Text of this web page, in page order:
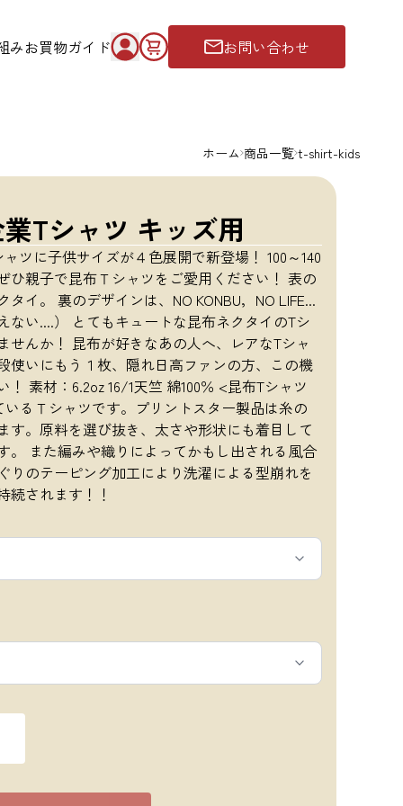
みお買物ガイド お問い合わせ
ホーム 商品一覧 t-shirt-kids
Tシャツ キッズ用
ツに子供サイズが４色展開で新登場！ 100～140
ひ親子で昆布Ｔシャツをご愛用ください！ 表の
イ。 裏のデザインは、NO KONBU，NO LIFE...
ない....） とてもキュートな昆布ネクタイのTシ
せんか！ 昆布が好きなあの人へ、レアなTシャ
使いにもう１枚、隠れ日高ファンの方、この機
素材：6.2oz 16/1天竺 綿100％ <昆布Tシャツ
るＴシャツです。プリントスター製品は糸の
す。原料を選び抜き、太さや形状にも着目して
。 また編みや織りによってかもし出される風合
りのテーピング加工により洗濯による型崩れを
続されます！！